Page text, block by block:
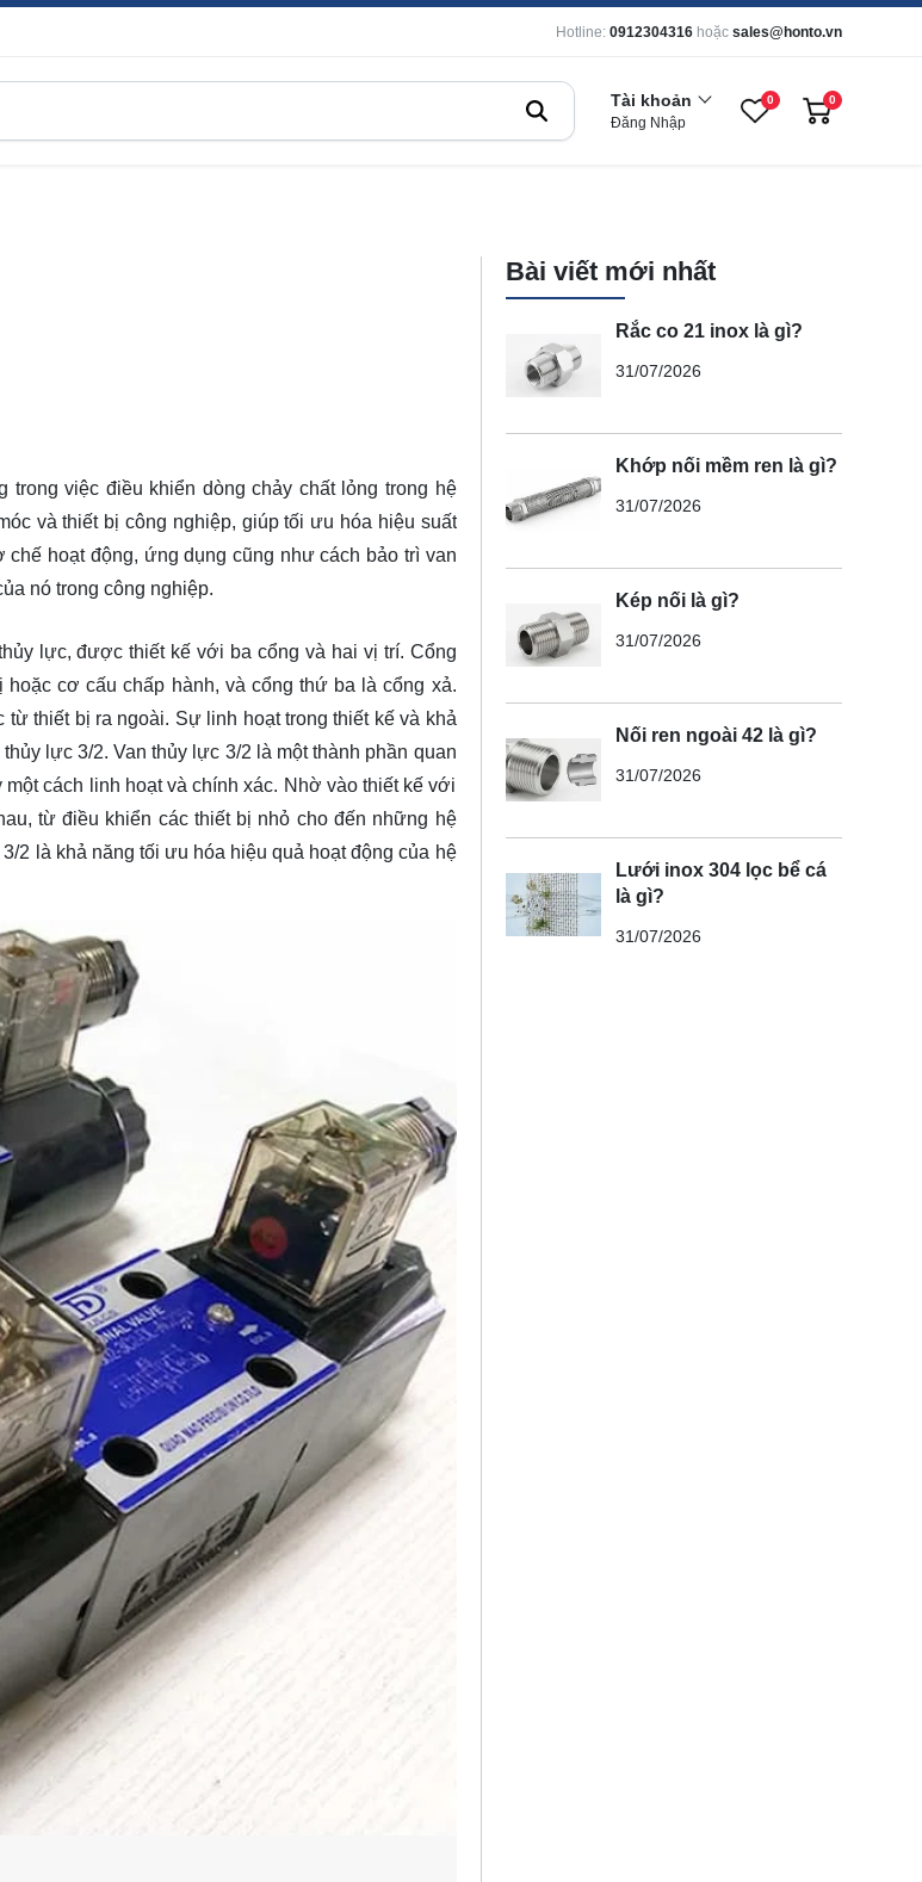
Hotline: 0912304316 hoặc sales@honto.vn
Tài khoản
Đăng Nhập
0 0
trong việc điều khiển dòng chảy chất lỏng trong hệ
và thiết bị công nghiệp, giúp tối ưu hóa hiệu suất
hoạt động, ứng dụng cũng như cách bảo trì van
nó trong công nghiệp.
lực, được thiết kế với ba cổng và hai vị trí. Cổng
cơ cấu chấp hành, và cổng thứ ba là cổng xả.
thiết bị ra ngoài. Sự linh hoạt trong thiết kế và khả
lực 3/2. Van thủy lực 3/2 là một thành phần quan
cách linh hoạt và chính xác. Nhờ vào thiết kế với
từ điều khiển các thiết bị nhỏ cho đến những hệ
2 là khả năng tối ưu hóa hiệu quả hoạt động của hệ
Bài viết mới nhất
Rắc co 21 inox là gì?
31/07/2026
Khớp nối mềm ren là gì?
31/07/2026
Kép nối là gì?
31/07/2026
Nối ren ngoài 42 là gì?
31/07/2026
Lưới inox 304 lọc bể cá
là gì?
31/07/2026